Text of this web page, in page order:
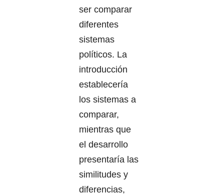
ser comparar
diferentes
sistemas
políticos. La
introducción
establecería
los sistemas a
comparar,
mientras que
el desarrollo
presentaría las
similitudes y
diferencias,